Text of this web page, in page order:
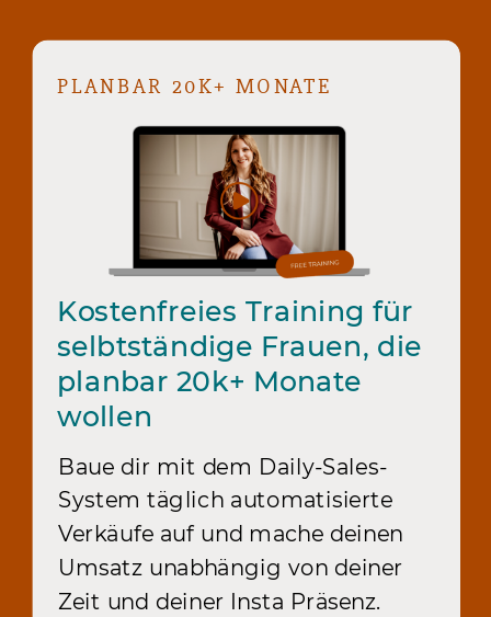
PLANBAR 20K+ MONATE
Kostenfreies Training für
selbtständige Frauen, die
planbar 20k+ Monate
wollen
Baue dir mit dem Daily-Sales-
System täglich automatisierte
Verkäufe auf und mache deinen
Umsatz unabhängig von deiner
Zeit und deiner Insta Präsenz.